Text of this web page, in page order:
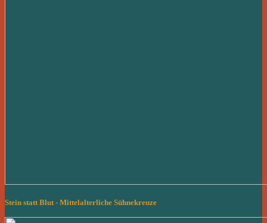
Stein statt Blut - Mittelalterliche Sühnekreuze